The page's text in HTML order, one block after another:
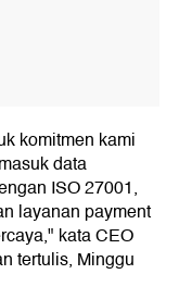
komitmen kami
data
ISO 27001,
layanan payment
kata CEO
tertulis, Minggu